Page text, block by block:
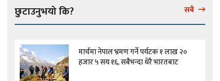
छुटाउनुभयो कि? सबै
मार्चमा नेपाल भ्रमण गर्ने पर्यटक १ लाख २०
हजार ५ सय १६, सबैभन्दा धेरै भारतबाट